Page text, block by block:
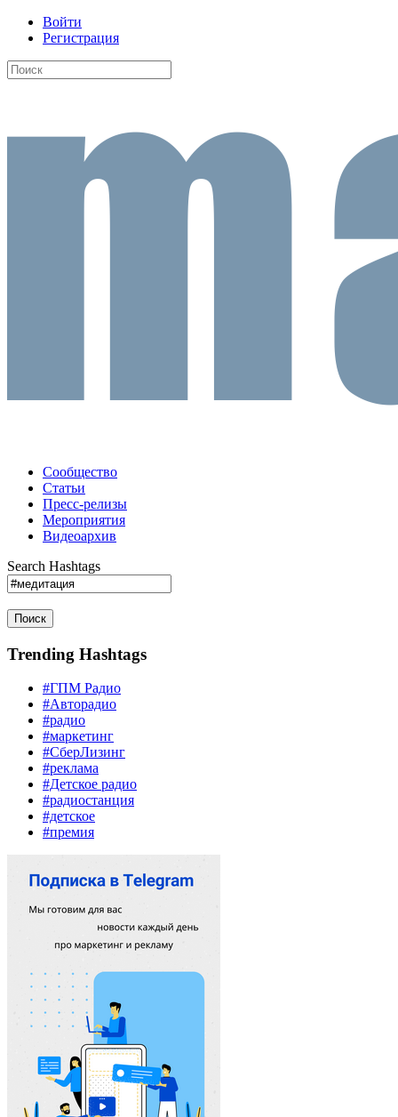
Войти
Регистрация
Сообщество
Статьи
Пресс-релизы
Мероприятия
Видеоархив
Search Hashtags
Поиск
Trending Hashtags
#ГПМ Радио
#Авторадио
#радио
#маркетинг
#СберЛизинг
#реклама
#Детское радио
#радиостанция
#детское
#премия